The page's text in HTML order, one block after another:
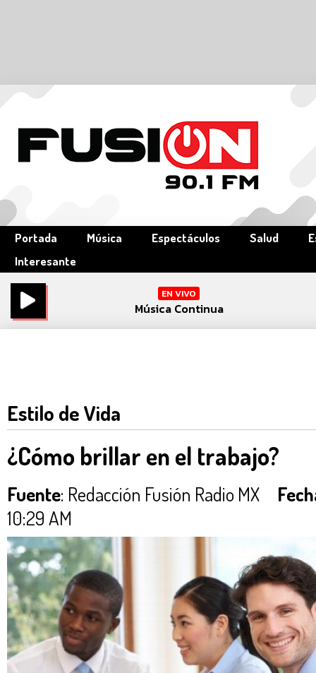
Portada Música Espectáculos Salud
Interesante
EN VIVO
Música Continua
Estilo de Vida
¿Cómo brillar en el trabajo?
Fuente: Redacción Fusión Radio MX
10:29 AM